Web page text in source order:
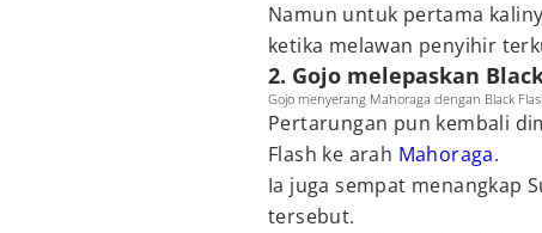
Namun untuk pertama
ketika melawan penyihir
2. Gojo melepaskan
Gojo menyerang Mahoraga dengan Black
Pertarungan pun kembali
Flash ke arah Mahoraga.
Ia juga sempat menangkap
tersebut.